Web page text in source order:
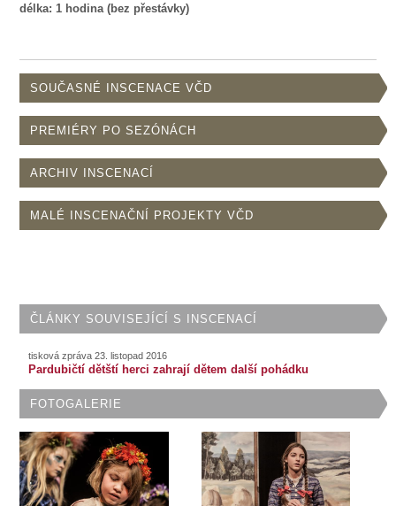
délka: 1 hodina (bez přestávky)
SOUČASNÉ INSCENACE VČD
PREMIÉRY PO SEZÓNÁCH
ARCHIV INSCENACÍ
MALÉ INSCENAČNÍ PROJEKTY VČD
ČLÁNKY SOUVISEJÍCÍ S INSCENACÍ
tisková zpráva 23. listopad 2016
Pardubičtí dětští herci zahrají dětem další pohádku
FOTOGALERIE